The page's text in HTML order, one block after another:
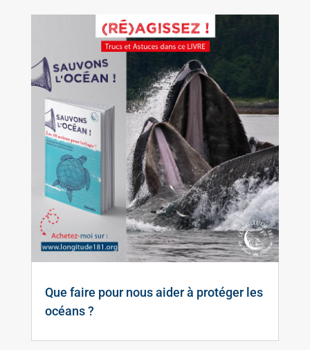
Que faire pour nous aider à protéger les
océans ?